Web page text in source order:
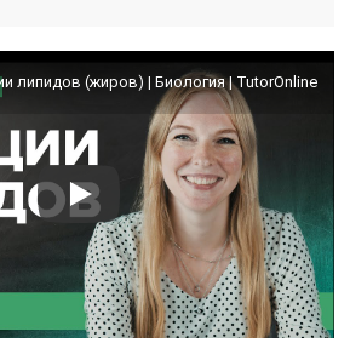
липидов (жиров) | Биология | TutorOnline